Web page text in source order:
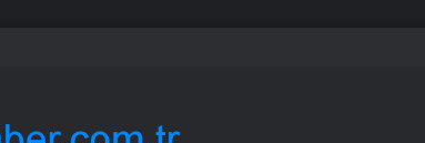
saldırının hala bir seçenek olduğunu belirtti